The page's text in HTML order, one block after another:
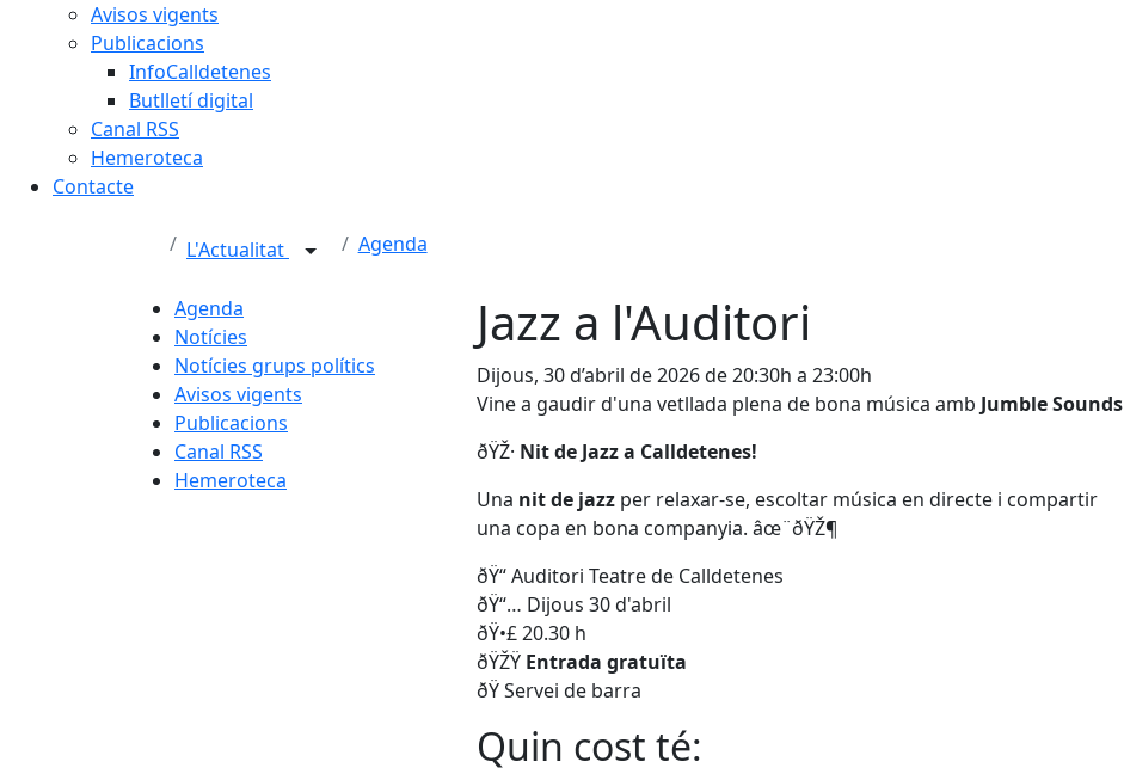
Avisos vigents
Publicacions
InfoCalldetenes
Butlletí digital
Canal RSS
Hemeroteca
Contacte
L'Actualitat Agenda
Agenda
Notícies
Notícies grups polítics
Avisos vigents
Publicacions
Canal RSS
Hemeroteca
Jazz a l'Auditori
Dijous, 30 d’abril de 2026 de 20:30h a 23:00h
Vine a gaudir d'una vetllada plena de bona música amb Jumble Sounds
ðŸŽ· Nit de Jazz a Calldetenes!
Una nit de jazz per relaxar-se, escoltar música en directe i compartir
una copa en bona companyia. âœ¨ðŸŽ¶
ðŸ“ Auditori Teatre de Calldetenes
ðŸ“… Dijous 30 d'abril
ðŸ•£ 20.30 h
ðŸŽŸ Entrada gratuïta
ðŸ Servei de barra
Quin cost té: